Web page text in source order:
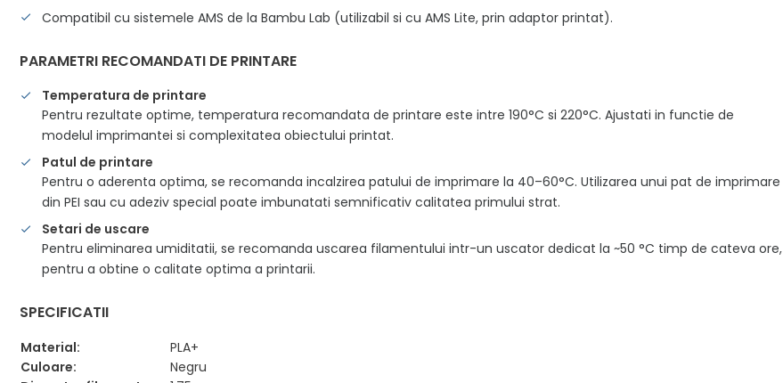
Compatibil cu sistemele AMS de la Bambu Lab (utilizabil si cu AMS Lite, prin adaptor printat).
PARAMETRI RECOMANDATI DE PRINTARE
Temperatura de printare
Pentru rezultate optime, temperatura recomandata de printare este intre 190°C si 220°C. Ajustati in functie de
modelul imprimantei si complexitatea obiectului printat.
Patul de printare
Pentru o aderenta optima, se recomanda incalzirea patului de imprimare la 40–60°C. Utilizarea unui pat de imprimare
din PEI sau cu adeziv special poate imbunatati semnificativ calitatea primului strat.
Setari de uscare
Pentru eliminarea umiditatii, se recomanda uscarea filamentului intr-un uscator dedicat la ~50 °C timp de cateva ore,
pentru a obtine o calitate optima a printarii.
SPECIFICATII
Material:
PLA+
Culoare:
Negru